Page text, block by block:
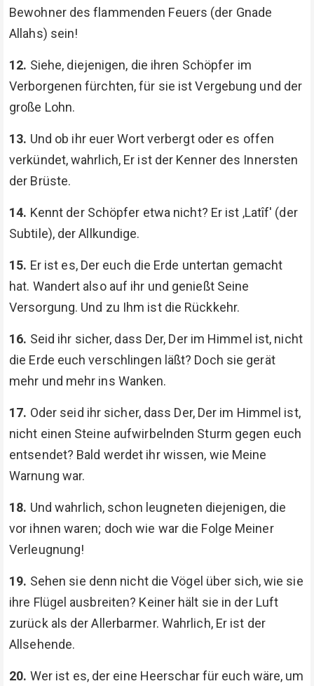
Bewohner des flammenden Feuers (der Gnade
Allahs) sein!
12. Siehe, diejenigen, die ihren Schöpfer im
Verborgenen fürchten, für sie ist Vergebung und der
große Lohn.
13. Und ob ihr euer Wort verbergt oder es offen
verkündet, wahrlich, Er ist der Kenner des Innersten
der Brüste.
14. Kennt der Schöpfer etwa nicht? Er ist ‚Latîf' (der
Subtile), der Allkundige.
15. Er ist es, Der euch die Erde untertan gemacht
hat. Wandert also auf ihr und genießt Seine
Versorgung. Und zu Ihm ist die Rückkehr.
16. Seid ihr sicher, dass Der, Der im Himmel ist, nicht
die Erde euch verschlingen läßt? Doch sie gerät
mehr und mehr ins Wanken.
17. Oder seid ihr sicher, dass Der, Der im Himmel ist,
nicht einen Steine aufwirbelnden Sturm gegen euch
entsendet? Bald werdet ihr wissen, wie Meine
Warnung war.
18. Und wahrlich, schon leugneten diejenigen, die
vor ihnen waren; doch wie war die Folge Meiner
Verleugnung!
19. Sehen sie denn nicht die Vögel über sich, wie sie
ihre Flügel ausbreiten? Keiner hält sie in der Luft
zurück als der Allerbarmer. Wahrlich, Er ist der
Allsehende.
20. Wer ist es, der eine Heerschar für euch wäre, um